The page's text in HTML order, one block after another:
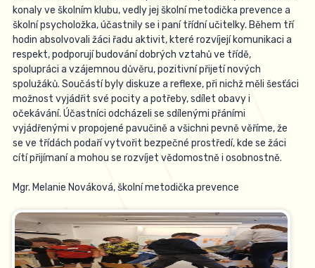
konaly ve školním klubu, vedly jej školní metodička prevence a
školní psycholožka, účastnily se i paní třídní učitelky. Během tří
hodin absolvovali žáci řadu aktivit, které rozvíjejí komunikaci a
respekt, podporují budování dobrých vztahů ve třídě,
spolupráci a vzájemnou důvěru, pozitivní přijetí nových
spolužáků. Součástí byly diskuze a reflexe, při nichž měli šesťáci
možnost vyjádřit své pocity a potřeby, sdílet obavy i
očekávání. Účastníci odcházeli se sdílenými přáními
vyjádřenými v propojené pavučině a všichni pevně věříme, že
se ve třídách podaří vytvořit bezpečné prostředí, kde se žáci
cítí přijímaní a mohou se rozvíjet vědomostně i osobnostně.
Mgr. Melanie Nováková, školní metodička prevence